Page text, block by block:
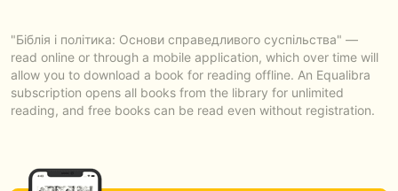
"Біблія і політика: Основи справедливого суспільства" —
read online or through a mobile application, which over time will
allow you to download a book for reading offline. An Equalibra
subscription opens all books from the library for unlimited
reading, and free books can be read even without registration.